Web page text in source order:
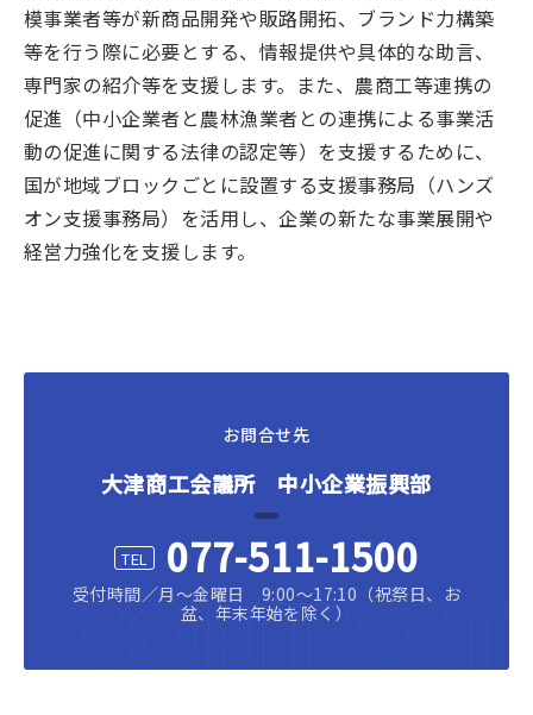
模事業者等が新商品開発や販路開拓、ブランド力構築
等を行う際に必要とする、情報提供や具体的な助言、
専門家の紹介等を支援します。また、農商工等連携の
促進（中小企業者と農林漁業者との連携による事業活
動の促進に関する法律の認定等）を支援するために、
国が地域ブロックごとに設置する支援事務局（ハンズ
オン支援事務局）を活用し、企業の新たな事業展開や
経営力強化を支援します。
お問合せ先
大津商工会議所 中小企業振興部
077-511-1500
受付時間／月～金曜日 9:00〜17:10（祝祭日、お
盆、年末年始を除く）
CONTACT